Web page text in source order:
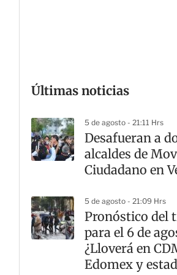
Últimas noticias
5 de agosto - 21:11 Hrs
Desafueran a
alcaldes de
Ciudadano en
5 de agosto - 21:09 Hrs
Pronóstico del
para el 6 de
¿Lloverá en
Edomex y